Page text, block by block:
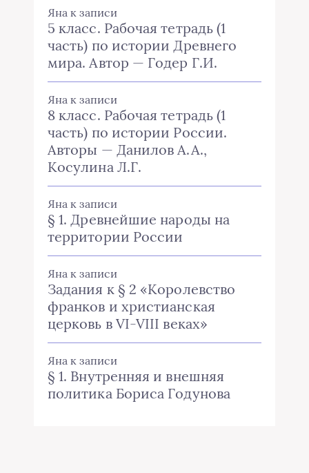
Яна к записи
5 класс. Рабочая тетрадь (1
часть) по истории Древнего
мира. Автор — Годер Г.И.
Яна к записи
8 класс. Рабочая тетрадь (1
часть) по истории России.
Авторы — Данилов А.А.,
Косулина Л.Г.
Яна к записи
§ 1. Древнейшие народы на
территории России
Яна к записи
Задания к § 2 «Королевство
франков и христианская
церковь в VI-VIII веках»
Яна к записи
§ 1. Внутренняя и внешняя
политика Бориса Годунова